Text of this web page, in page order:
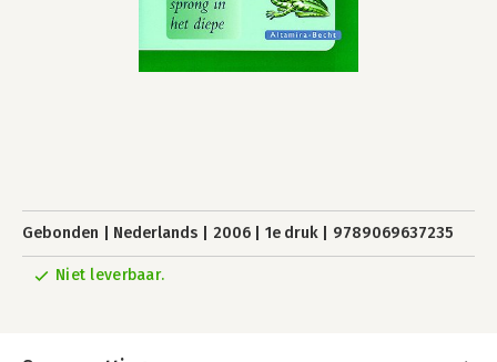
Gebonden Nederlands 2006 1e druk 9789069637235
Niet leverbaar.